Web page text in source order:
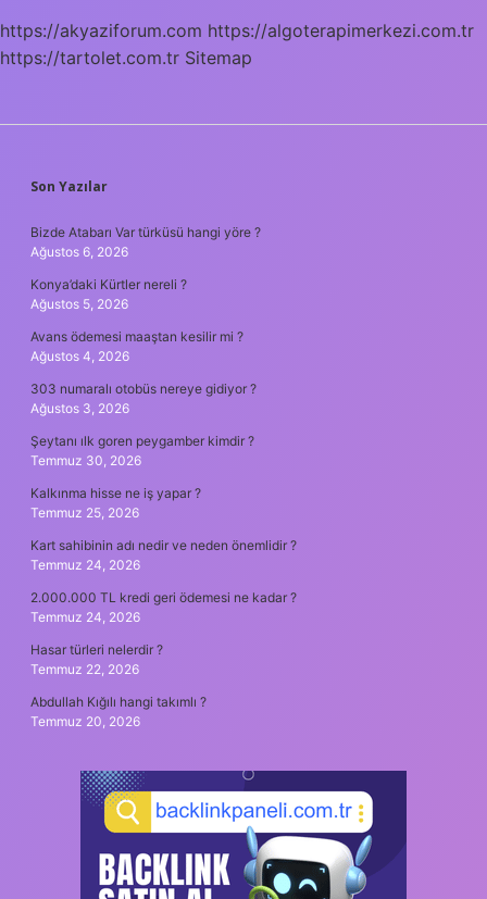
https://akyaziforum.com https://algoterapimerkezi.com.tr
https://tartolet.com.tr Sitemap
SIDEBAR
Son Yazılar
Bizde Atabarı Var türküsü hangi yöre ?
Ağustos 6, 2026
Konya’daki Kürtler nereli ?
Ağustos 5, 2026
Avans ödemesi maaştan kesilir mi ?
Ağustos 4, 2026
303 numaralı otobüs nereye gidiyor ?
Ağustos 3, 2026
Şeytanı ılk goren peygamber kimdir ?
Temmuz 30, 2026
Kalkınma hisse ne iş yapar ?
Temmuz 25, 2026
Kart sahibinin adı nedir ve neden önemlidir ?
Temmuz 24, 2026
2.000.000 TL kredi geri ödemesi ne kadar ?
Temmuz 24, 2026
Hasar türleri nelerdir ?
Temmuz 22, 2026
Abdullah Kığılı hangi takımlı ?
Temmuz 20, 2026